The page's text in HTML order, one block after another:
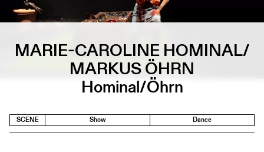
Publications
About
FR/EN
MARIE-CAROLINE HOMINAL/
MARKUS ÖHRN
Hominal/Öhrn
SCENE Show Dance